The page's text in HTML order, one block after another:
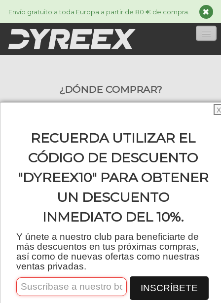
Envío gratuito a toda Europa a partir de 80 € de compra.
INFORMACIÓN ▼
¿DÓNDE COMPRAR?
¿Quieres comprar un cordaje de tenis
Dyreex cerca de tu casa? Aquí tienes la lista
de nuestros distribuidores en todo el
Siempre estamos buscando nuevos socios
comerciales. Si desea convertirse en uno de
nuestros distribuidores, no dude en ponerse
en contactocon nosotros.
X
RECUERDA UTILIZAR EL
CÓDIGO DE DESCUENTO
"DYREEX10" PARA OBTENER
UN DESCUENTO
INMEDIATO DEL 10%.
Y únete a nuestro club para beneficiarte de
más descuentos en tus próximas compras,
así como de nuevas ofertas como nuestras
ventas privadas.
INSCRÍBETE